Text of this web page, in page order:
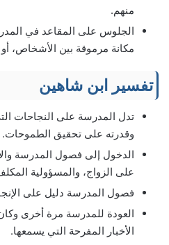
منهم.
الجلوس على المقاعد في
مكانة مرموقة بين الأشخاص، أو
تفسير ابن شاهين
تدل المدرسة على النجاحات
وقدرته على تحقيق الطموحات.
الدخول إلى فصول المدرسة
على الزواج، والمسؤولية
فصول المدرسة دليل على
العودة للمدرسة مرة أخرى
الأخبار المفرحة التي يسمعها.